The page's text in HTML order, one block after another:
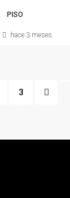
PISO
hace 3 meses
3